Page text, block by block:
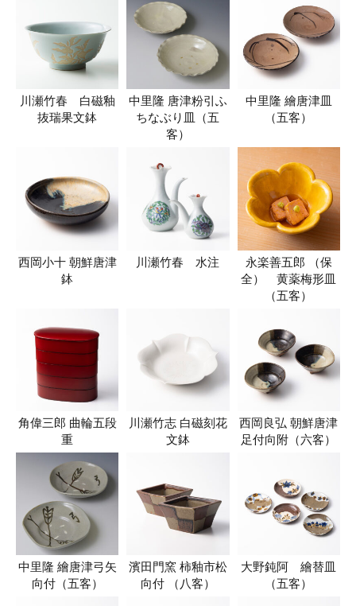
川瀬竹春 白磁釉
抜瑞果文鉢
中里隆 唐津粉引ふ
ちなぶり皿（五
客）
中里隆 繪唐津皿
（五客）
西岡小十 朝鮮唐津
鉢
川瀬竹春 水注
永楽善五郎 （保
全） 黄薬梅形皿
（五客）
角偉三郎 曲輪五段
重
川瀬竹志 白磁刻花
文鉢
西岡良弘 朝鮮唐津
足付向附（六客）
中里隆 繪唐津弓矢
向付（五客）
濱田門窯 柿釉市松
向付 （八客）
大野鈍阿 繪替皿
（五客）